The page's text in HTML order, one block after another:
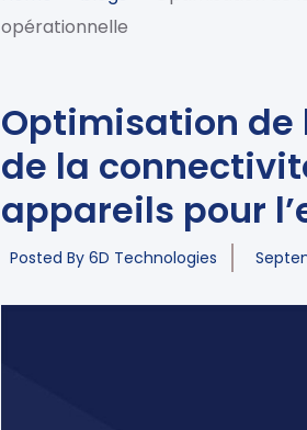
opérationnelle
Optimisation de
de la
appareils pour
Posted By 6D Technologies